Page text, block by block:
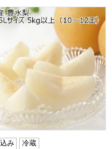
上(14玉)【CB】
県加賀産 豊水梨 4L〜5L
み 冷蔵